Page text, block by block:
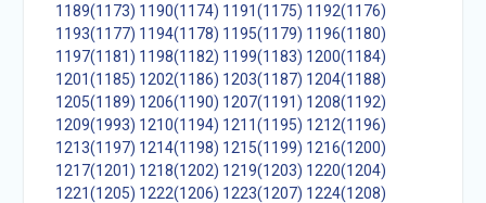
1189(1173) 1190(1174) 1191(1175) 1192(1176)
1193(1177) 1194(1178) 1195(1179) 1196(1180)
1197(1181) 1198(1182) 1199(1183) 1200(1184)
1201(1185) 1202(1186) 1203(1187) 1204(1188)
1205(1189) 1206(1190) 1207(1191) 1208(1192)
1209(1993) 1210(1194) 1211(1195) 1212(1196)
1213(1197) 1214(1198) 1215(1199) 1216(1200)
1217(1201) 1218(1202) 1219(1203) 1220(1204)
1221(1205) 1222(1206) 1223(1207) 1224(1208)